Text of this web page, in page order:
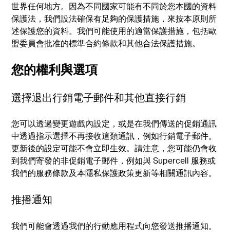
世界任何地方。因為不同國家可能有不同於您本國的資料
保護法，我們設法確保有足夠的保護措施，來按本原則所
述保護您的資料。我們可能使用的適當保護措施，包括歐
盟委員會批准的標準合約條款和其他合法保護措施。
您的權利與選項
選擇退出行銷電子郵件和其他直接行銷
您可以透過變更遊戲內設定，或是在我們傳送的促銷通訊
中透過指示選擇不再接收這類通訊，例如行銷電子郵件。
更新後的設定可能不會立即生效。請注意，您可能仍會收
到我們寄發的非促銷電子郵件，例如與 Supercell 服務或
我們的服務條款及本隱私保護政策更新等相關通訊內容。
推播通知
我們可能會透過我們的行動應用程式向您發送推播通知。